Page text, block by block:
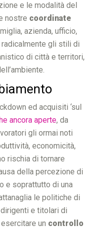
e le modalità del
nostre coordinate
azienda, ufficio,
gli stili di
di città e territori,
ed acquisiti ‘sul
ancora aperte, da
gli ormai noti
economicità,
rischia di tornare
della percezione di
e soprattutto di una
le politiche di
e titolari di
un controllo